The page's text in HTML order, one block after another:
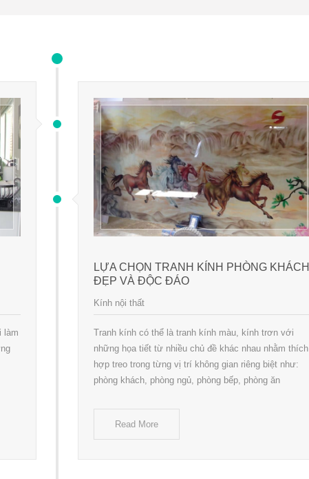
làm
LỰA CHỌN TRANH KÍNH PHÒNG KHÁCH
ĐẸP VÀ ĐỘC ĐÁO
Kính nội thất
Tranh kính có thể là tranh kính màu, kính trơn với
những họa tiết từ nhiều chủ đề khác nhau nhằm thích
hợp treo trong từng vị trí không gian riêng biệt như:
phòng khách, phòng ngủ, phòng bếp, phòng ăn
Read More